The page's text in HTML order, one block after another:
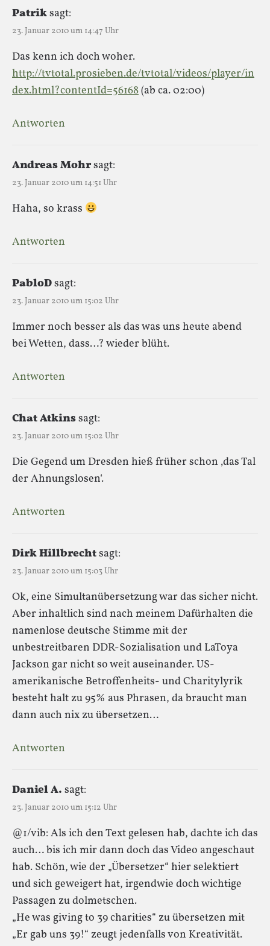
Patriksagt:
23. Januar 2010 um 14:47 Uhr
Das kenn ich doch woher.
http://tvtotal.prosieben.de/tvtotal/videos/player/in
dex.html?contentId=56168(ab ca. 02:00)
Antworten
Andreas Mohrsagt:
23. Januar 2010 um 14:51 Uhr
Haha, so krass
Antworten
PabloDsagt:
23. Januar 2010 um 15:02 Uhr
Immer noch besser als das was uns heute abend
bei Wetten, dass…? wieder blüht.
Antworten
Chat Atkinssagt:
23. Januar 2010 um 15:02 Uhr
Die Gegend um Dresden hieß früher schon ‚das Tal
der Ahnungslosen‘.
Antworten
Dirk Hillbrechtsagt:
23. Januar 2010 um 15:03 Uhr
Ok, eine Simultanübersetzung war das sicher nicht.
Aber inhaltlich sind nach meinem Dafürhalten die
namenlose deutsche Stimme mit der
unbestreitbaren DDR-Sozialisation und LaToya
Jackson gar nicht so weit auseinander. US-
amerikanische Betroffenheits- und Charitylyrik
besteht halt zu 95% aus Phrasen, da braucht man
dann auch nix zu übersetzen…
Antworten
Daniel A. sagt:
23. Januar 2010 um 15:12 Uhr
@1/vib: Als ich den Text gelesen hab, dachte ich das
auch… bis ich mir dann doch das Video angeschaut
hab. Schön, wie der „Übersetzer“ hier selektiert
und sich geweigert hat, irgendwie doch wichtige
Passagen zu dolmetschen.
„He was giving to 39 charities“ zu übersetzen mit
„Er gab uns 39!“ zeugt jedenfalls von Kreativität.